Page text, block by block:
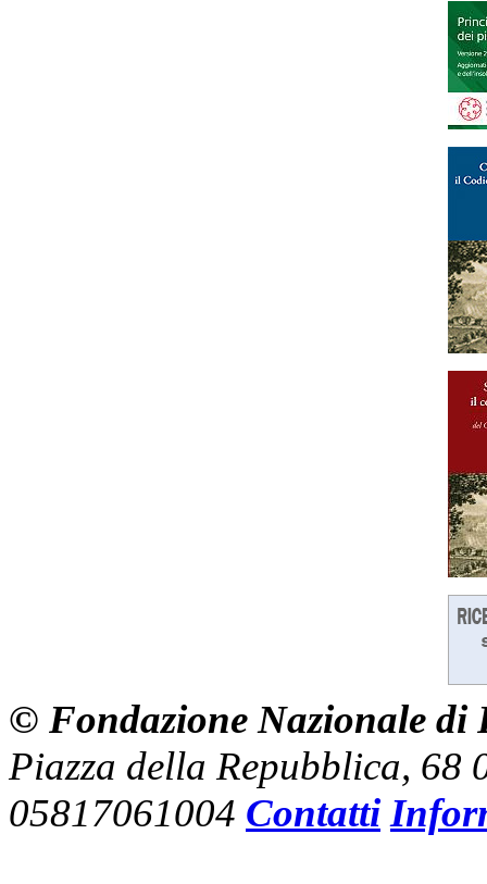
© Fondazione Nazionale di
Piazza della Repubblica, 68
05817061004 Contatti